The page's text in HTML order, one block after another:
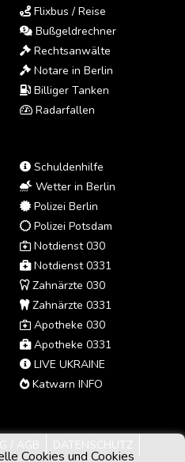
Cookies und Cookies
Flixbus / Reise
Bußgeldrechner
Rechtsanwälte
Notare in Berlin
Billiger Tanken
Radarfallen
Schuldenhilfe
Wetter in Berlin
Polizei Berlin
Polizei Potsdam
Notdienst 030
Notdienst 0331
Zahnärzte 030
Zahnärzte 0331
Apotheke 030
Apotheke 0331
LIVE UKRAINE
Katwarn INFO
/ AGB
DATENSCHUTZ